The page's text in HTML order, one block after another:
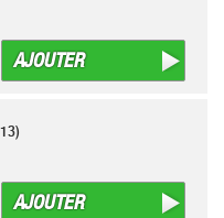
AJOUTER
AJOUTER